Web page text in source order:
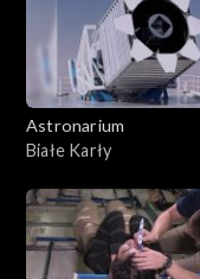
Astronarium
Białe Karły